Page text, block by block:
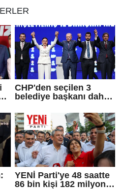
CHP'den seçilen 3
belediye başkanı daha
YENİ Parti'ye 48 saatte
86 bin kişi 182 milyon